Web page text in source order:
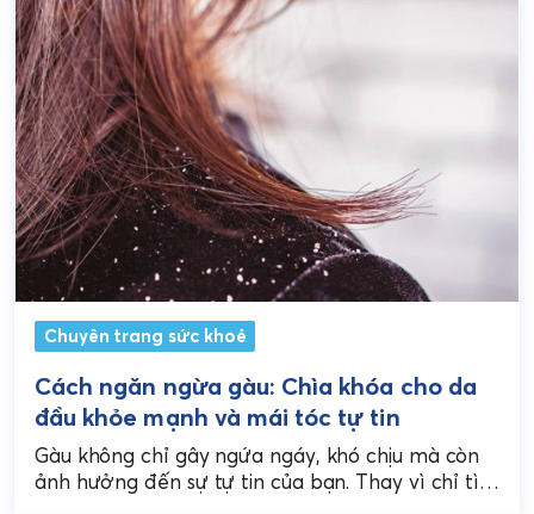
Chuyên trang sức khoẻ
Cách ngăn ngừa gàu: Chìa khóa cho da
đầu khỏe mạnh và mái tóc tự tin
Gàu không chỉ gây ngứa ngáy, khó chịu mà còn
ảnh hưởng đến sự tự tin của bạn. Thay vì chỉ tìm